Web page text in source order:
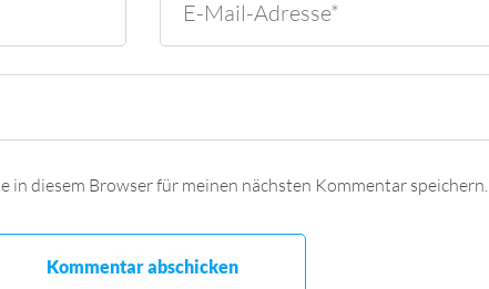
in diesem Browser für meinen nächsten Kommentar speichern.